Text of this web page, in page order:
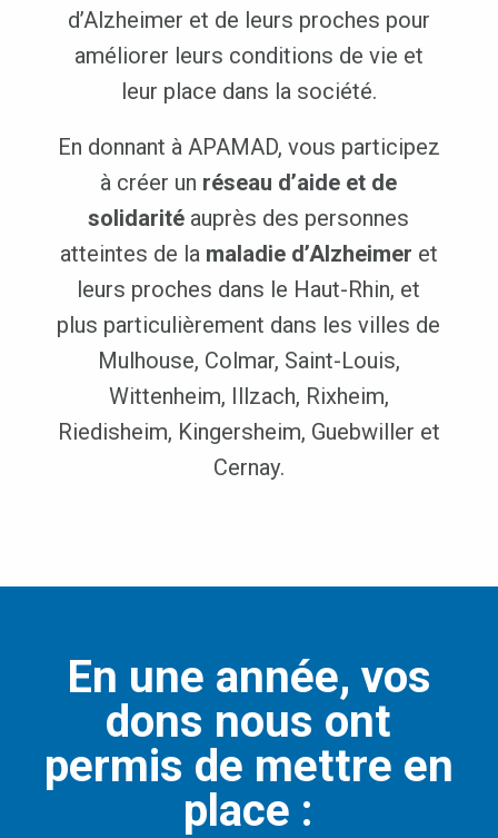
d’Alzheimer et de leurs proches pour
améliorer leurs conditions de vie et
leur place dans la société.
En donnant à APAMAD, vous participez
à créer un réseau d’aide et de
solidarité auprès des personnes
atteintes de la maladie d’Alzheimer et
leurs proches dans le Haut-Rhin, et
plus particulièrement dans les villes de
Mulhouse, Colmar, Saint-Louis,
Wittenheim, Illzach, Rixheim,
Riedisheim, Kingersheim, Guebwiller et
Cernay.
En une année, vos
dons nous ont
permis de mettre en
place :